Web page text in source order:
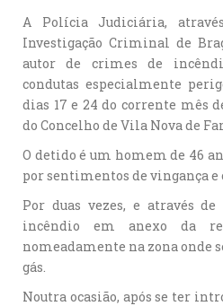
A Polícia Judiciária,
Investigação Criminal de
autor de crimes de
condutas especialmente
dias 17 e 24 do corrente mês
do Concelho de Vila Nova de
O detido é um homem de 46
por sentimentos de vingança e
Por duas vezes, e através
incêndio em anexo da
nomeadamente na zona onde
gás.
Noutra ocasião, após se ter